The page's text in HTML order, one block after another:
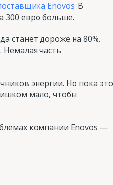
Enovos. В
300 евро больше.
станет дороже на 80%.
Немалая часть
энергии. Но пока это
мало, чтобы
компании Enovos —